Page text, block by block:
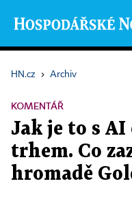
HN.cz › Archiv
KOMENTÁŘ
Jak je to s
trhem. Co
hromadě